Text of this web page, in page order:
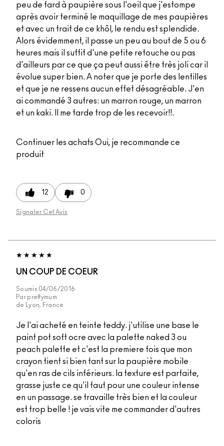
peu de fard à paupière sous l'oeil que j'estompe
après avoir terminé le maquillage de mes paupières
et avec un trait de ce khôl, le rendu est splendide.
Alors évidemment, il passe un peu au bout de 5 ou 6
heures mais il suffit d'une petite retouche ou pas
d'ailleurs par ce que ça peut aussi être très joli car il
évolue super bien. A noter que je porte des lentilles
et que je ne ressens aucun effet désagréable. J'en
ai commandé 3 autres: un marron rouge, un marron
et un kaki. Il me tarde trop de les recevoir!!.
Continuer les achats Oui, je recommande ce
produit
12 0
Signaler Cet Avis
UN COUP DE COEUR
Soumis 04/06/2016
Par prettymum
de
Lyon, France
Je l'ai acheté en teinte teddy. j'utilise une base le
paint pot soft ocre avec la palette naked 3 ou
peach palette et c'est la premiere fois que mon
crayon tient si bien tant sur la paupière mobile
qu'en ras de cils inférieurs. la texture est parfaite,
grasse juste ce qu'il faut pour une couleur intense
en un passage. se travaille très bien et la couleur
est trop belle ! je vais vite me commander d'autres
coloris